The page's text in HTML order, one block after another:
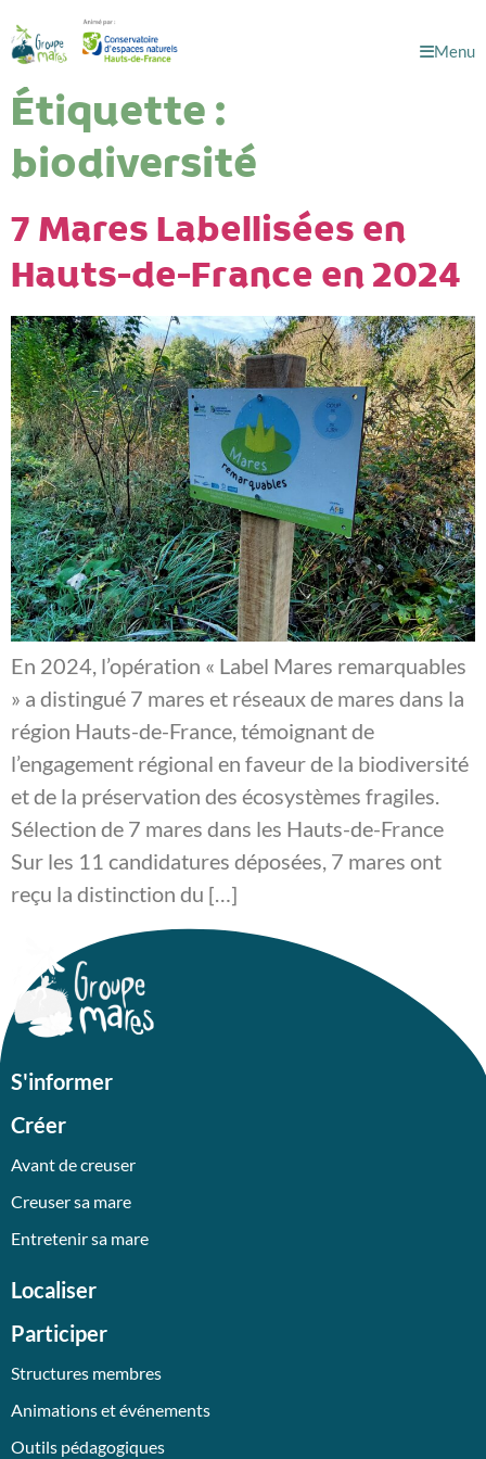
Menu
Étiquette :
biodiversité
7 Mares Labellisées en
Hauts-de-France en 2024
En 2024, l’opération « Label Mares remarquables
» a distingué 7 mares et réseaux de mares dans la
région Hauts-de-France, témoignant de
l’engagement régional en faveur de la biodiversité
et de la préservation des écosystèmes fragiles.
Sélection de 7 mares dans les Hauts-de-France
Sur les 11 candidatures déposées, 7 mares ont
reçu la distinction du […]
S'informer
Créer
Avant de creuser
Creuser sa mare
Entretenir sa mare
Localiser
Participer
Structures membres
Animations et événements
Outils pédagogiques